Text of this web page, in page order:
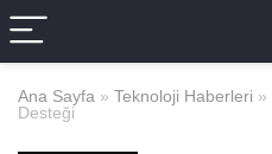
Ana Sayfa » Teknoloji Haberleri »
Desteği